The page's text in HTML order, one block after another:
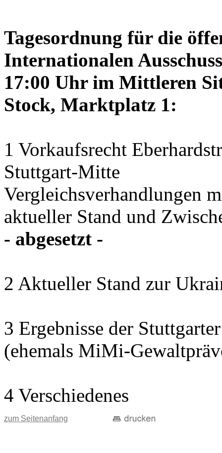
Tagesordnung für die
Internationalen
17:00 Uhr im Mittleren
Stock, Marktplatz 1:
1 Vorkaufsrecht
Stuttgart-Mitte
Vergleichsverhandlungen
aktueller Stand und
- abgesetzt -
2 Aktueller Stand zur
3 Ergebnisse der
(ehemals MiMi-
4 Verschiedenes
zum Seitenanfang